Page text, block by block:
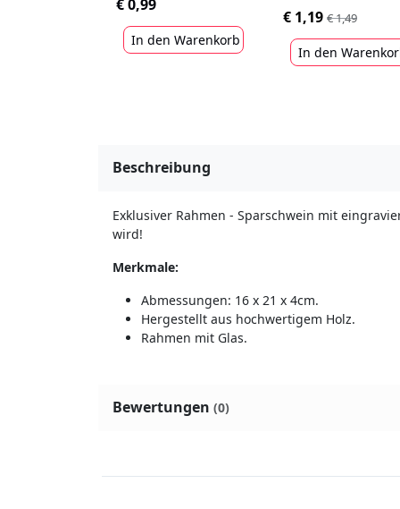
€ 0,99
In den Warenkorb
€ 1,19 € 1,49
In den
Beschreibung
Exklusiver Rahmen - Sparschwein mit
wird!
Merkmale:
Abmessungen: 16 x 21 x 4cm.
Hergestellt aus hochwertigem Holz.
Rahmen mit Glas.
Bewertungen (0)